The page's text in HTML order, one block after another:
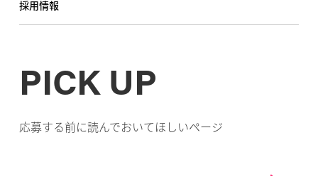
採用情報
PICK UP
応募する前に読んでおいてほしいページ